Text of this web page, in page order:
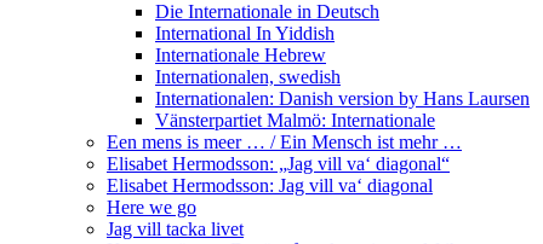
Die Internationale in Deutsch
International In Yiddish
Internationale Hebrew
Internationalen, swedish
Internationalen: Danish version by Hans Laursen
Vänsterpartiet Malmö: Internationale
Een mens is meer … / Ein Mensch ist mehr …
Elisabet Hermodsson: „Jag vill va‘ diagonal“
Elisabet Hermodsson: Jag vill va‘ diagonal
Here we go
Jag vill tacka livet